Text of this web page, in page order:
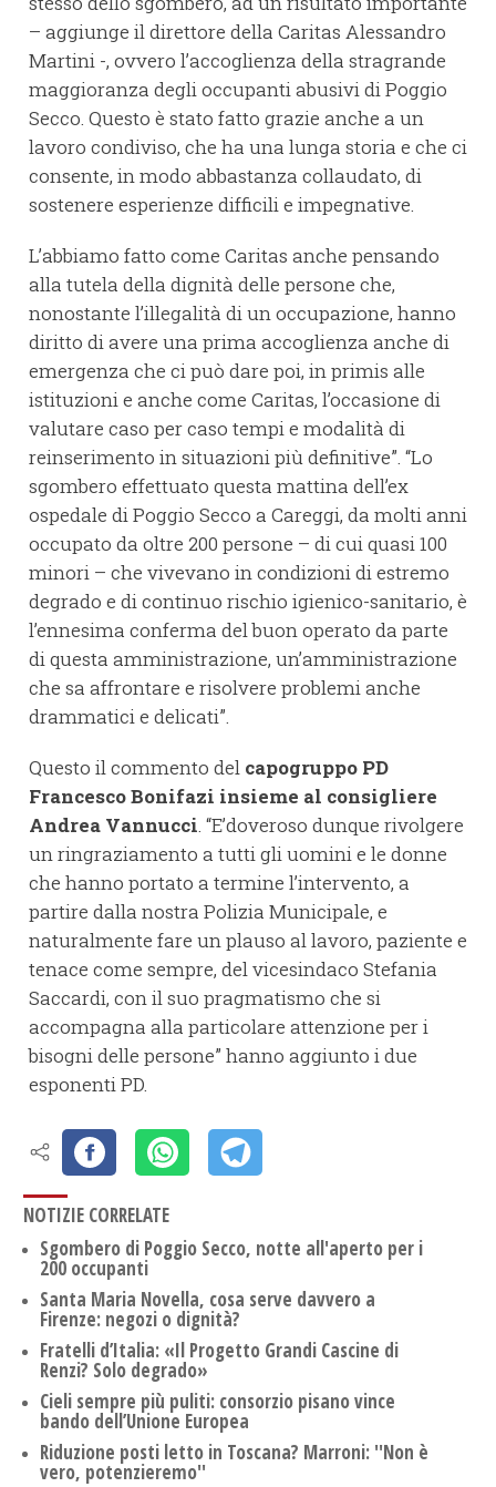
– aggiunge il direttore della Caritas Alessandro
Martini -, ovvero l’accoglienza della stragrande
maggioranza degli occupanti abusivi di Poggio
Secco. Questo è stato fatto grazie anche a un
lavoro condiviso, che ha una lunga storia e che ci
consente, in modo abbastanza collaudato, di
sostenere esperienze difficili e impegnative.
L’abbiamo fatto come Caritas anche pensando
alla tutela della dignità delle persone che,
nonostante l’illegalità di un occupazione, hanno
diritto di avere una prima accoglienza anche di
emergenza che ci può dare poi, in primis alle
istituzioni e anche come Caritas, l’occasione di
valutare caso per caso tempi e modalità di
reinserimento in situazioni più definitive”. “Lo
sgombero effettuato questa mattina dell’ex
ospedale di Poggio Secco a Careggi, da molti anni
occupato da oltre 200 persone – di cui quasi 100
minori – che vivevano in condizioni di estremo
degrado e di continuo rischio igienico-sanitario, è
l’ennesima conferma del buon operato da parte
di questa amministrazione, un’amministrazione
che sa affrontare e risolvere problemi anche
drammatici e delicati”.
Questo il commento del capogruppo PD
Francesco Bonifazi insieme al consigliere
Andrea Vannucci. “E’doveroso dunque rivolgere
un ringraziamento a tutti gli uomini e le donne
che hanno portato a termine l’intervento, a
partire dalla nostra Polizia Municipale, e
naturalmente fare un plauso al lavoro, paziente e
tenace come sempre, del vicesindaco Stefania
Saccardi, con il suo pragmatismo che si
accompagna alla particolare attenzione per i
bisogni delle persone” hanno aggiunto i due
esponenti PD.
NOTIZIE CORRELATE
Sgombero di Poggio Secco, notte all'aperto per i
200 occupanti
Santa Maria Novella, cosa serve davvero a
Firenze: negozi o dignità?
Fratelli d’Italia: «Il Progetto Grandi Cascine di
Renzi? Solo degrado»
Cieli sempre più puliti: consorzio pisano vince
bando dell’Unione Europea
Riduzione posti letto in Toscana? Marroni: ''Non è
vero, potenzieremo''